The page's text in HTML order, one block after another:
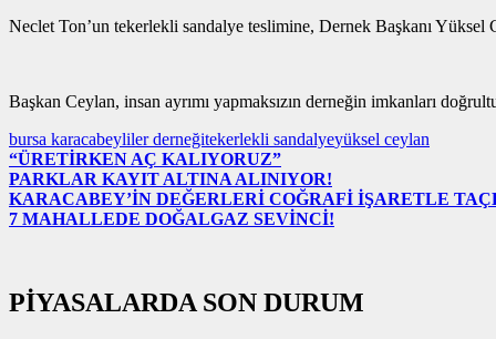
Neclet Ton’un tekerlekli sandalye teslimine, Dernek Başkanı
Başkan Ceylan, insan ayrımı yapmaksızın derneğin imkanları
bursa karacabeyliler derneğitekerlekli sandalyeyüksel ceylan
“ÜRETİRKEN AÇ KALIYORUZ”
PARKLAR KAYIT ALTINA ALINIYOR!
KARACABEY’İN DEĞERLERİ COĞRAFİ İŞARETLE
7 MAHALLEDE DOĞALGAZ SEVİNCİ!
PİYASALARDA SON DURUM